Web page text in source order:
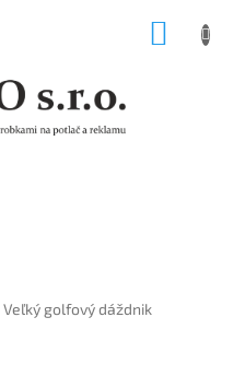
Veľký golfový dáždnik